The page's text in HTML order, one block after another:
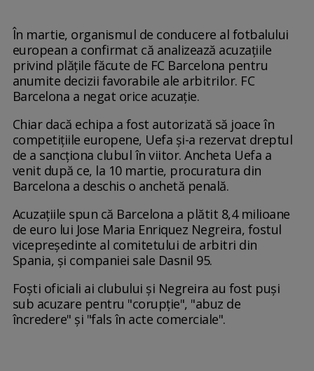
În martie, organismul de conducere al fotbalului
european a confirmat că analizează acuzațiile
privind plățile făcute de FC Barcelona pentru
anumite decizii favorabile ale arbitrilor. FC
Barcelona a negat orice acuzație.
Chiar dacă echipa a fost autorizată să joace în
competițiile europene, Uefa și-a rezervat dreptul
de a sancționa clubul în viitor. Ancheta Uefa a
venit după ce, la 10 martie, procuratura din
Barcelona a deschis o anchetă penală.
Acuzațiile spun că Barcelona a plătit 8,4 milioane
de euro lui Jose Maria Enriquez Negreira, fostul
vicepreședinte al comitetului de arbitri din
Spania, și companiei sale Dasnil 95.
Foști oficiali ai clubului și Negreira au fost puși
sub acuzare pentru "corupție", "abuz de
încredere" și "fals în acte comerciale".